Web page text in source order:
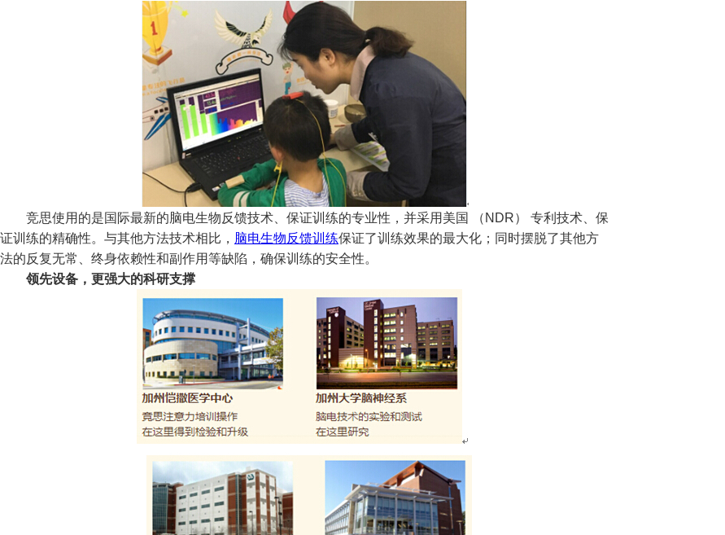
竞思使用的是国际最新的脑电生物反馈技术、保证训练的专业性，并采用美国 （NDR） 专利技术、保
证训练的精确性。与其他方法技术相比， 脑电生物反馈训练保证了训练效果的最大化；同时摆脱了其他方
法的反复无常、终身依赖性和副作用等缺陷，确保训练的安全性。
领先设备，更强大的科研支撑